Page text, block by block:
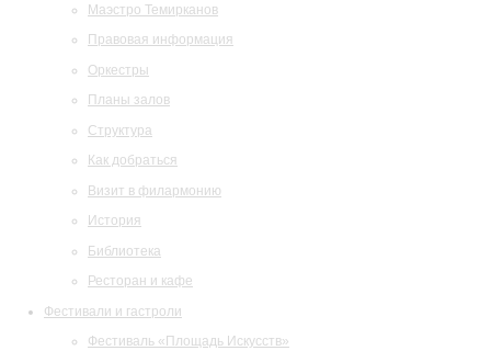
Маэстро Темирканов
Правовая информация
Оркестры
Планы залов
Структура
Как добраться
Визит в филармонию
История
Библиотека
Ресторан и кафе
Фестивали и гастроли
Фестиваль «Площадь Искусств»